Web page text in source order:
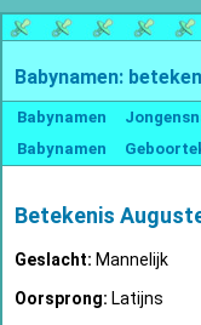
Babynamen:
Babynamen
Babynamen
Betekenis
Geslacht: Mannelijk
Oorsprong: Latijns